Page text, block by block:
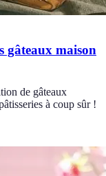
gâteaux maison
de gâteaux
à coup sûr !